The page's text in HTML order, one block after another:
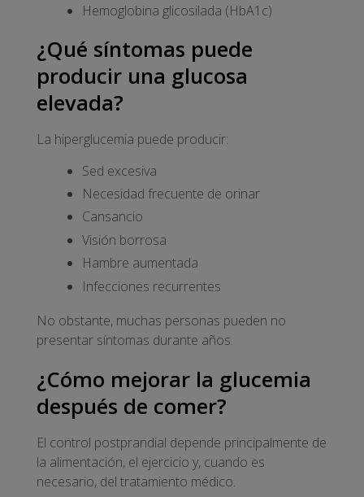
Hemoglobina glicosilada (HbA1c)
¿Qué síntomas puede
producir una glucosa
elevada?
La hiperglucemia puede producir:
Sed excesiva
Necesidad frecuente de orinar
Cansancio
Visión borrosa
Hambre aumentada
Infecciones recurrentes
No obstante, muchas personas pueden no
presentar síntomas durante años.
¿Cómo mejorar la glucemia
después de comer?
El control postprandial depende principalmente de
la alimentación, el ejercicio y, cuando es
necesario, del tratamiento médico.